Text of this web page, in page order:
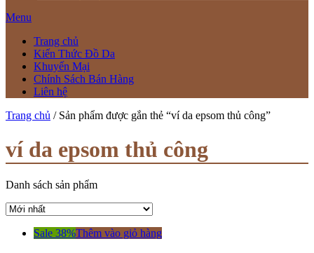
Menu
Trang chủ
Kiến Thức Đồ Da
Khuyến Mại
Chính Sách Bán Hàng
Liên hệ
Trang chủ / Sản phẩm được gắn thẻ “ví da epsom thủ công”
ví da epsom thủ công
Danh sách sản phẩm
Sale 38%Thêm vào giỏ hàng